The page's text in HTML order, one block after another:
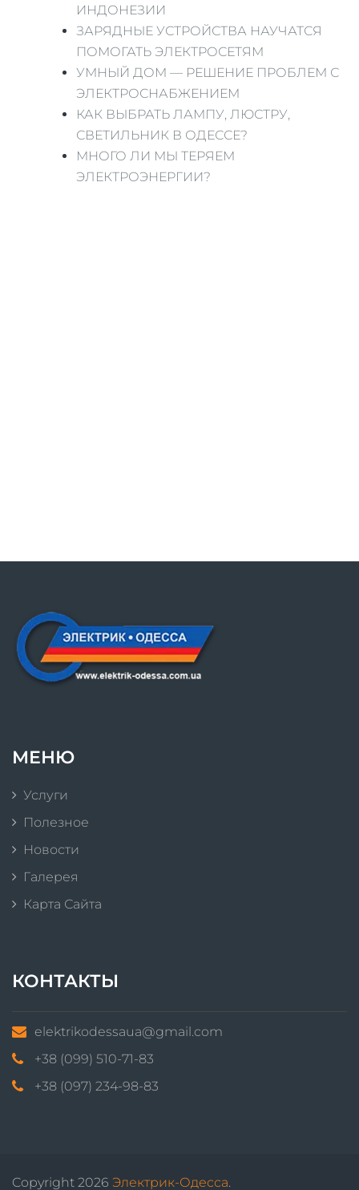
ИНДОНЕЗИИ
ЗАРЯДНЫЕ УСТРОЙСТВА НАУЧАТСЯ
ПОМОГАТЬ ЭЛЕКТРОСЕТЯМ
УМНЫЙ ДОМ — РЕШЕНИЕ ПРОБЛЕМ С
ЭЛЕКТРОСНАБЖЕНИЕМ
КАК ВЫБРАТЬ ЛАМПУ, ЛЮСТРУ,
СВЕТИЛЬНИК В ОДЕССЕ?
МНОГО ЛИ МЫ ТЕРЯЕМ
ЭЛЕКТРОЭНЕРГИИ?
МЕНЮ
Услуги
Полезное
Новости
Галерея
Карта Сайта
КОНТАКТЫ
elektrikodessaua@gmail.com
+38 (099) 510-71-83
+38 (097) 234-98-83
Copyright 2026 Электрик-Одесса.